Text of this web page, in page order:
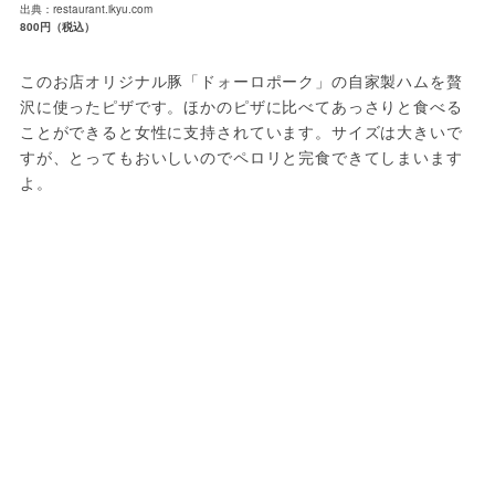
出典：restaurant.ikyu.com
800円（税込）
このお店オリジナル豚「ドォーロポーク」の自家製ハムを贅
沢に使ったピザです。ほかのピザに比べてあっさりと食べる
ことができると女性に支持されています。サイズは大きいで
すが、とってもおいしいのでペロリと完食できてしまいます
よ。